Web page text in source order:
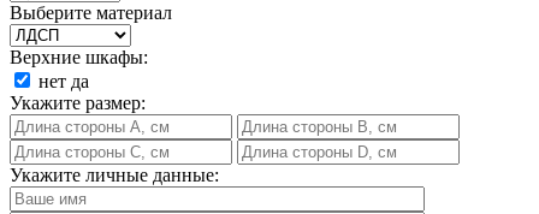
Выберите материал
Верхние шкафы:
нет да
Укажите размер:
Укажите личные данные: